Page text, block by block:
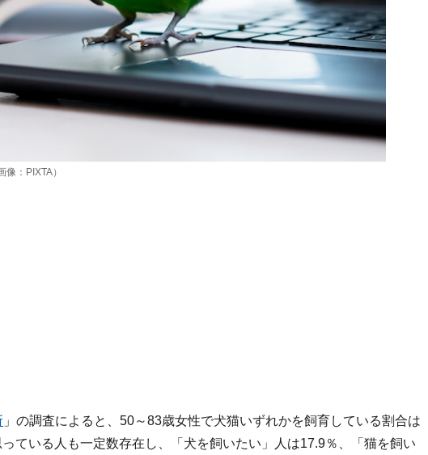
：PIXTA）
」の調査によると、50～83歳女性で犬猫いずれかを飼育している割合は
ている人も一定数存在し、「犬を飼いたい」人は17.9％、「猫を飼い